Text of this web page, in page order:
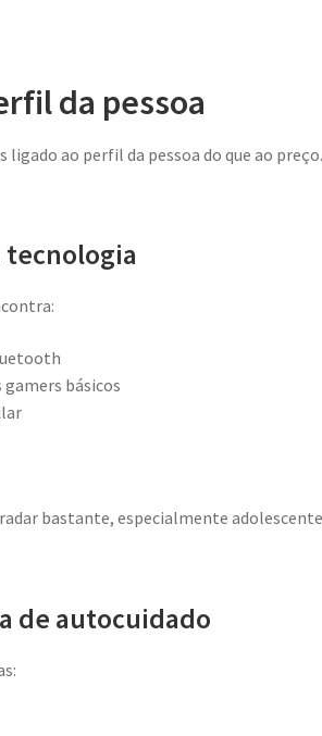
da pessoa
ligado ao perfil da pessoa do que ao
tecnologia
gamers básicos
bastante, especialmente
de autocuidado